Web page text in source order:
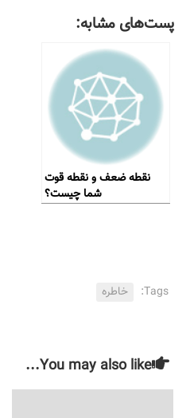
پست‌های مشابه:
نقطه ضعف و نقطه قوت
شما چیست؟
Tags: خاطره
You may also like...